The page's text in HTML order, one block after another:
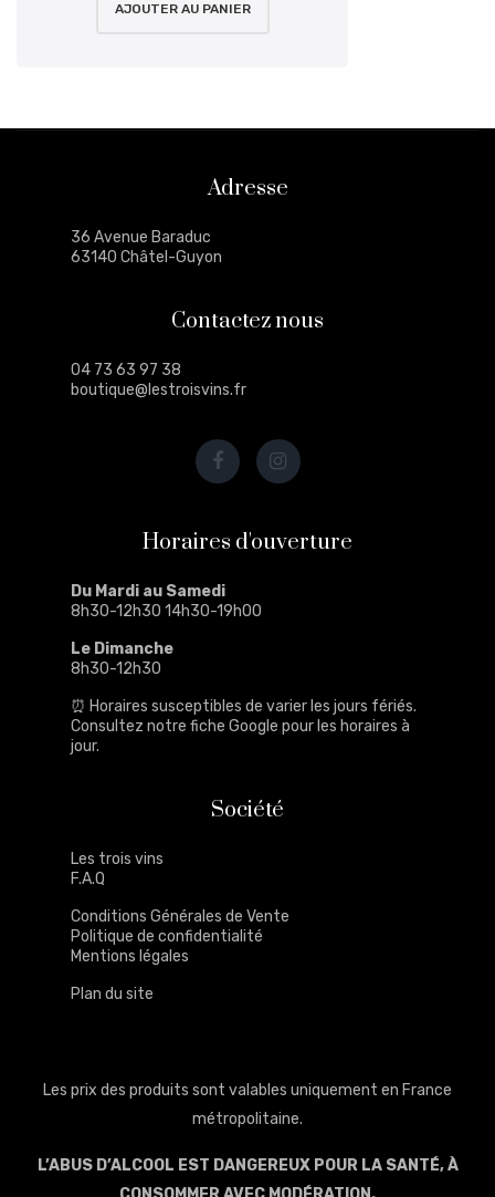
AJOUTER AU PANIER
Adresse
36 Avenue Baraduc
63140 Châtel-Guyon
Contactez nous
04 73 63 97 38
boutique@lestroisvins.fr
Horaires d'ouverture
Du Mardi au Samedi
8h30-12h30 14h30-19h00
Le Dimanche
8h30-12h30
⏰ Horaires susceptibles de varier les jours fériés.
Consultez notre fiche Google pour les horaires à
jour.
Société
Les trois vins
F.A.Q
Conditions Générales de Vente
Politique de confidentialité
Mentions légales
Plan du site
Les prix des produits sont valables uniquement en France
métropolitaine.
L’ABUS D’ALCOOL EST DANGEREUX POUR LA SANTÉ, À